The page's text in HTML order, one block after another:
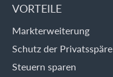
VORTEILE
Markterweiterung
Schutz der Privatsspäre
Steuern sparen